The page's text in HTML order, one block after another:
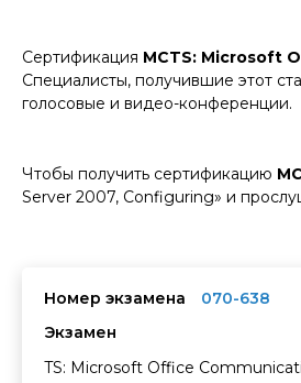
Сертификация MCTS: Microsoft
Специалисты, получившие этот
голосовые и видео-конференции.
Чтобы получить сертификацию
Server 2007, Configuring» и
Номер экзамена
070-638
Экзамен
TS: Microsoft Office